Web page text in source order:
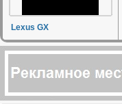
Lexus GX